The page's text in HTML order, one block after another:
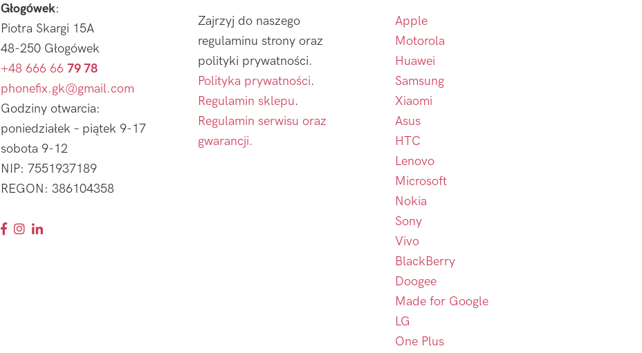
Głogówek:
Piotra Skargi 15A
48-250 Głogówek
+48 666 66 79 78
phonefix.gk@gmail.com
Godziny otwarcia:
poniedziałek – piątek 9-17
sobota 9-12
NIP: 7551937189
REGON: 386104358
Zajrzyj do naszego
regulaminu strony oraz
polityki prywatności.
Polityka prywatności.
Regulamin sklepu.
Regulamin serwisu oraz
gwarancji.
Apple
Motorola
Huawei
Samsung
Xiaomi
Asus
HTC
Lenovo
Microsoft
Nokia
Sony
Vivo
BlackBerry
Doogee
Made for Google
LG
One Plus